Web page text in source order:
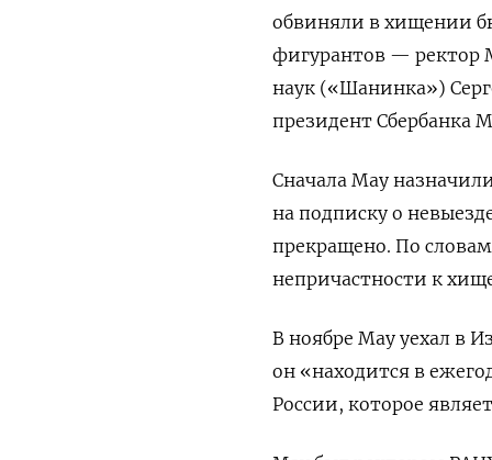
обвиняли в хищении
фигурантов — ректор
наук («Шанинка»)
президент Сбербанка
Сначала Мау
на подписку о
прекращено. По
непричастности к
В ноябре Мау уехал в
он «находится в
России, которое